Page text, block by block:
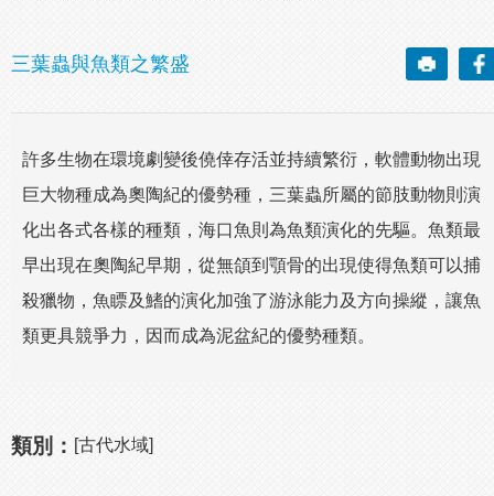
三葉蟲與魚類之繁盛
許多生物在環境劇變後僥倖存活並持續繁衍，軟體動物出現
巨大物種成為奧陶紀的優勢種，三葉蟲所屬的節肢動物則演
化出各式各樣的種類，海口魚則為魚類演化的先驅。魚類最
早出現在奧陶紀早期，從無頜到顎骨的出現使得魚類可以捕
殺獵物，魚瞟及鰭的演化加強了游泳能力及方向操縱，讓魚
類更具競爭力，因而成為泥盆紀的優勢種類。
類別： [古代水域]